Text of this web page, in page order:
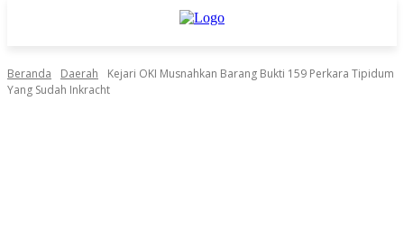
Beranda Daerah
Kejari OKI Musnahkan Barang Bukti 159 Perkara Tipidum
Yang Sudah Inkracht